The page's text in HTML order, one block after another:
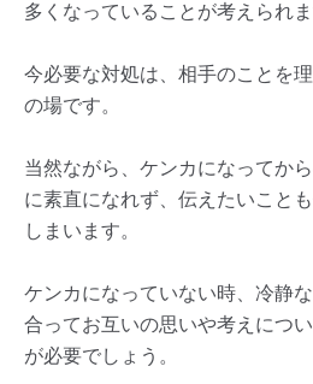
多くなっていることが考えられま
今必要な対処は、相手のことを
の場です。
当然ながら、ケンカになってか
に素直になれず、伝えたいこと
しまいます。
ケンカになっていない時、冷静
合ってお互いの思いや考えにつ
が必要でしょう。